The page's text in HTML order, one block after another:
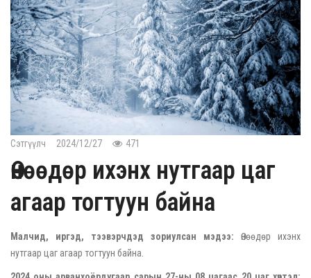
Сэтгүүлч 2024/12/27 471
Өнөөдөр ихэнх нутгаар цаг
агаар тогтуун байна
Малчид, иргэд, тээвэрчдэд зориулсан мэдээ: Өнөөдөр ихэнх
нутгаар цаг агаар тогтуун байна.